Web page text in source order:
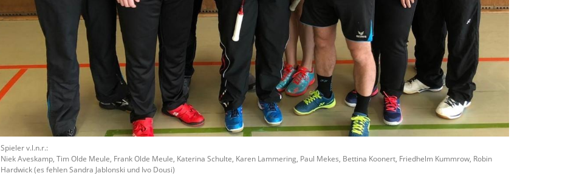
Spieler v.l.n.r.:
Niek Aveskamp, Tim Olde Meule, Frank Olde Meule, Katerina Schulte, Karen Lammering, Paul Mekes, Bettina Koonert, Friedhelm Kummrow, Robin
Hardwick (es fehlen Sandra Jablonski und Ivo Dousi)